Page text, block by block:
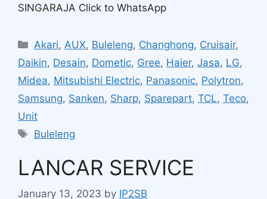
SINGARAJA Click to WhatsApp
Akari, AUX, Buleleng, Changhong, Cruisair,
Daikin, Desain, Dometic, Gree, Haier, Jasa, LG,
Midea, Mitsubishi Electric, Panasonic, Polytron,
Samsung, Sanken, Sharp, Sparepart, TCL, Teco,
Unit
Buleleng
LANCAR SERVICE
January 13, 2023 by IP2SB